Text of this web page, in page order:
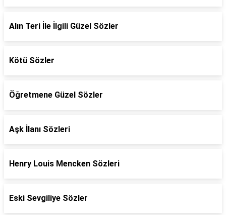
Alın Teri İle İlgili Güzel Sözler
Kötü Sözler
Öğretmene Güzel Sözler
Aşk İlanı Sözleri
Henry Louis Mencken Sözleri
Eski Sevgiliye Sözler